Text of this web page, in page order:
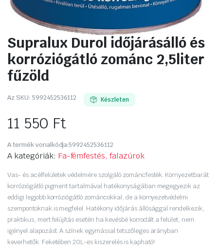
Supralux Durol időjárásálló és
korróziógátló zománc 2,5liter
fűzöld
Az SKU: 5992452536112 Készleten
11 550 Ft
A termék vonalkódja:5992452536112
A kategóriák: Fa-fémfestés, falazúrok
Vas- és acélfelületek védelmére szolgáló zománcfesték. Környezetbarát
korróziógátló pigment tartalmával hatékonyságában megegyezik az
eddigi legjobb korróziógátló zománcokkal, de a környezetvédelmi
szempontoknak is megfelel. Hatékony időjárás állósággal rendelkezik,
praktikus, mert felújítás esetén ha kevésbé korrodált a felület, nem
igényel alapozást. A színek egymással tetszőleges arányban
keverhetők. Feketében 20L-es kiszerelés is kapható!